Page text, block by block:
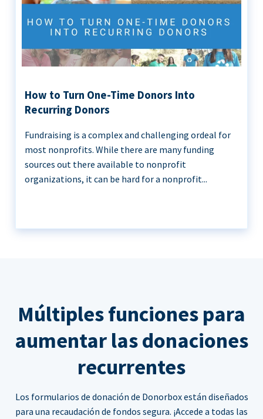
How to Turn One-Time Donors Into
Recurring Donors
Fundraising is a complex and challenging ordeal for
most nonprofits. While there are many funding
sources out there available to nonprofit
organizations, it can be hard for a nonprofit...
Múltiples funciones para
aumentar las donaciones
recurrentes
Los formularios de donación de Donorbox están diseñados
para una recaudación de fondos segura. ¡Accede a todas las